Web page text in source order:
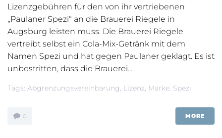
Lizenzgebühren für den von ihr vertriebenen
„Paulaner Spezi“ an die Brauerei Riegele in
Augsburg leisten muss. Die Brauerei Riegele
vertreibt selbst ein Cola-Mix-Getränk mit dem
Namen Spezi und hat gegen Paulaner geklagt. Es ist
unbestritten, dass die Brauerei...
Tags: Abgrenzungsvereinbarung, Lizenz, Marke, Spezi
0 MORE